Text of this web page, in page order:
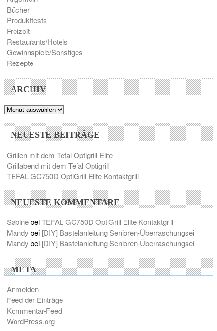
Bücher
Produkttests
Freizeit
Restaurants/Hotels
Gewinnspiele/Sonstiges
Rezepte
ARCHIV
Archiv
NEUESTE BEITRÄGE
Grillen mit dem Tefal Optigrill Elite
Grillabend mit dem Tefal Optigrill
TEFAL GC750D OptiGrill Elite Kontaktgrill
NEUESTE KOMMENTARE
SabinebeiTEFAL GC750D OptiGrill Elite Kontaktgrill
Mandy bei [DIY] Bastelanleitung Senioren-Überraschungsei
Mandy bei [DIY] Bastelanleitung Senioren-Überraschungsei
META
Anmelden
Feed der Einträge
Kommentar-Feed
WordPress.org